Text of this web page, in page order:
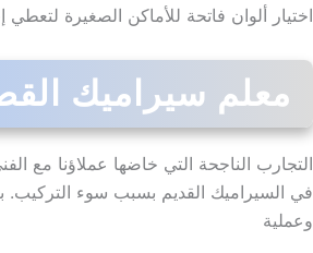
اختيار ألوان فاتحة للأماكن الصغيرة
معلم سيراميك
التجارب الناجحة التي خاضها عملاؤنا مع
في السيراميك القديم بسبب سوء التركيب.
وعملية